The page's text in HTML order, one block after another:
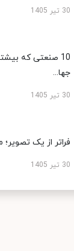
30 تیر 1405
10 صنعتی که
جها...
30 تیر 1405
فراتر از یک تصویر؛
30 تیر 1405